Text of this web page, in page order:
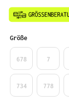
Größeauswählen
678 7
734 778